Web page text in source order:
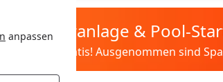
anpassen
& Pool-
gratis! Ausgenommen sind